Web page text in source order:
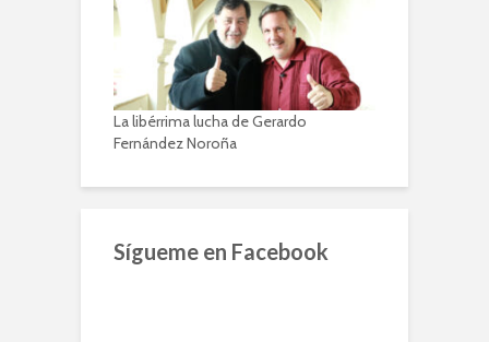
La libérrima lucha de Gerardo
Fernández Noroña
Sígueme en Facebook